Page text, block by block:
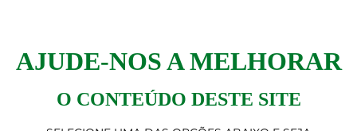
AJUDE-NOS A MELHORAR
O CONTEÚDO DESTE SITE